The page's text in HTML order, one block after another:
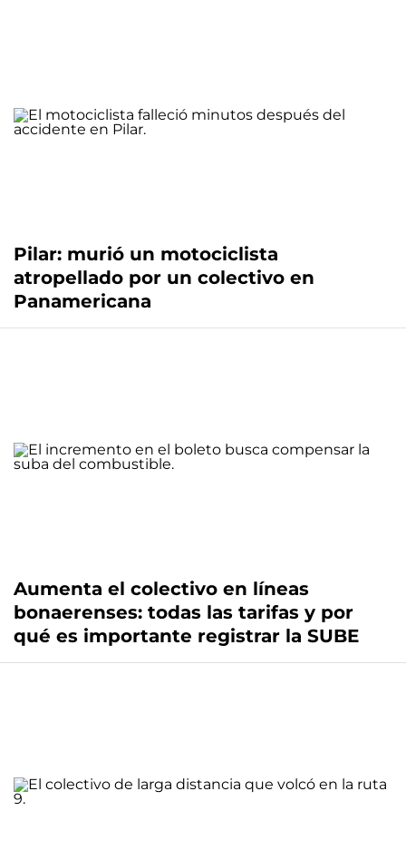
Pilar: murió un motociclista
atropellado por un colectivo en
Panamericana
Aumenta el colectivo en líneas
bonaerenses: todas las tarifas y por
qué es importante registrar la SUBE